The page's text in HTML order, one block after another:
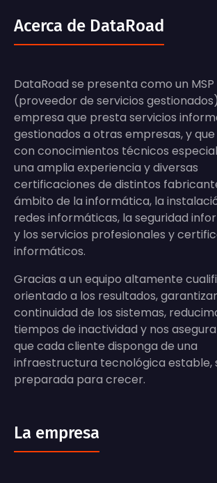
Acerca de DataRoad
DataRoad se presenta como un MSP
(proveedor de servicios
empresa que presta servicios
gestionados a otras empresas, y
con conocimientos técnicos
una amplia experiencia y diversas
certificaciones de distintos
ámbito de la informática, la
redes informáticas, la seguridad
y los servicios profesionales y
informáticos.
Gracias a un equipo altamente
orientado a los resultados,
continuidad de los sistemas,
tiempos de inactividad y nos
que cada cliente disponga de una
infraestructura tecnológica estable,
preparada para crecer.
La empresa